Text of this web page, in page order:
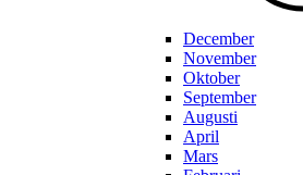
December
November
Oktober
September
Augusti
April
Mars